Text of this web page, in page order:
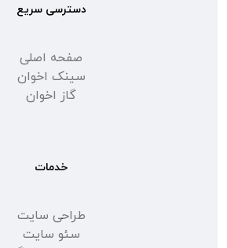
دسترسی سریع
صفحه اصلی
سینک اخوان
گاز اخوان
خدمات
طراحی سایت
سئو سایت